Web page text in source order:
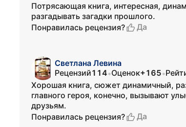
Потрясающая книга, интересная,
разгадывать загадки прошлого.
Понравилась рецензия?
Да
Светлана Левина
Рецензий114•Оценок+165•
Хорошая книга, сюжет динамичный,
главного героя, конечно, вызывают
друзьям.
Понравилась рецензия?
Да